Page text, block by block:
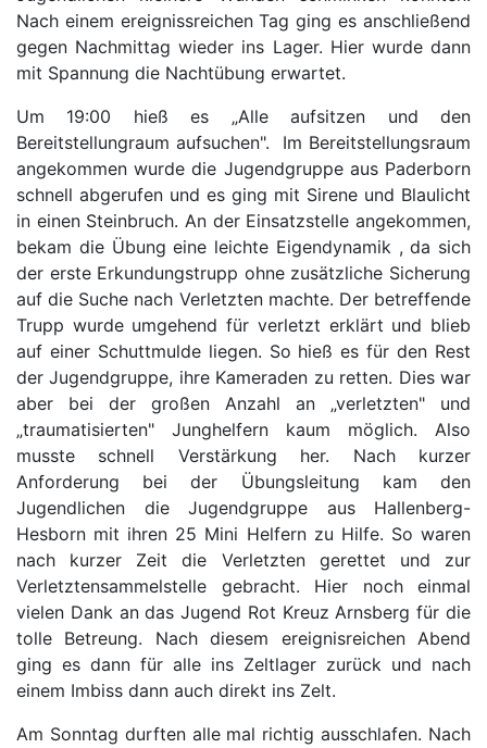
Nach einem ereignissreichen Tag ging es anschließend
gegen Nachmittag wieder ins Lager. Hier wurde dann
mit Spannung die Nachtübung erwartet.
Um 19:00 hieß es „Alle aufsitzen und den
Bereitstellungraum aufsuchen". Im Bereitstellungsraum
angekommen wurde die Jugendgruppe aus Paderborn
schnell abgerufen und es ging mit Sirene und Blaulicht
in einen Steinbruch. An der Einsatzstelle angekommen,
bekam die Übung eine leichte Eigendynamik , da sich
der erste Erkundungstrupp ohne zusätzliche Sicherung
auf die Suche nach Verletzten machte. Der betreffende
Trupp wurde umgehend für verletzt erklärt und blieb
auf einer Schuttmulde liegen. So hieß es für den Rest
der Jugendgruppe, ihre Kameraden zu retten. Dies war
aber bei der großen Anzahl an „verletzten" und
„traumatisierten" Junghelfern kaum möglich. Also
musste schnell Verstärkung her. Nach kurzer
Anforderung bei der Übungsleitung kam den
Jugendlichen die Jugendgruppe aus Hallenberg-
Hesborn mit ihren 25 Mini Helfern zu Hilfe. So waren
nach kurzer Zeit die Verletzten gerettet und zur
Verletztensammelstelle gebracht. Hier noch einmal
vielen Dank an das Jugend Rot Kreuz Arnsberg für die
tolle Betreung. Nach diesem ereignisreichen Abend
ging es dann für alle ins Zeltlager zurück und nach
einem Imbiss dann auch direkt ins Zelt.
Am Sonntag durften alle mal richtig ausschlafen. Nach